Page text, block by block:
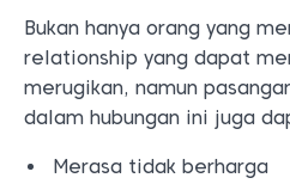
Bukan hanya orang yang
relationship yang dapat
merugikan, namun
dalam hubungan ini juga
Merasa tidak berharga